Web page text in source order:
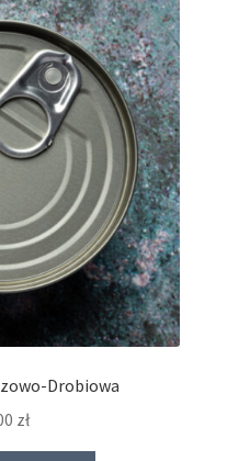
Opcje
można
wybrać
na
stronie
produktu
Drobiowa
zł